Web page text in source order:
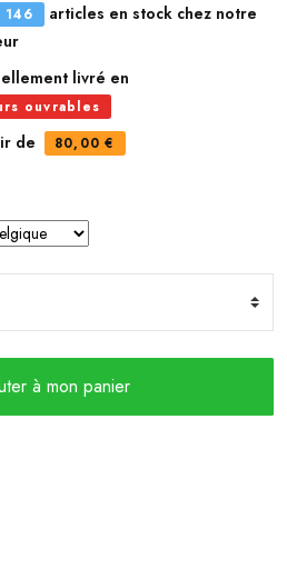
146
articles en stock chez notre
livré en
ouvrables
de 80,00 €
à mon panier